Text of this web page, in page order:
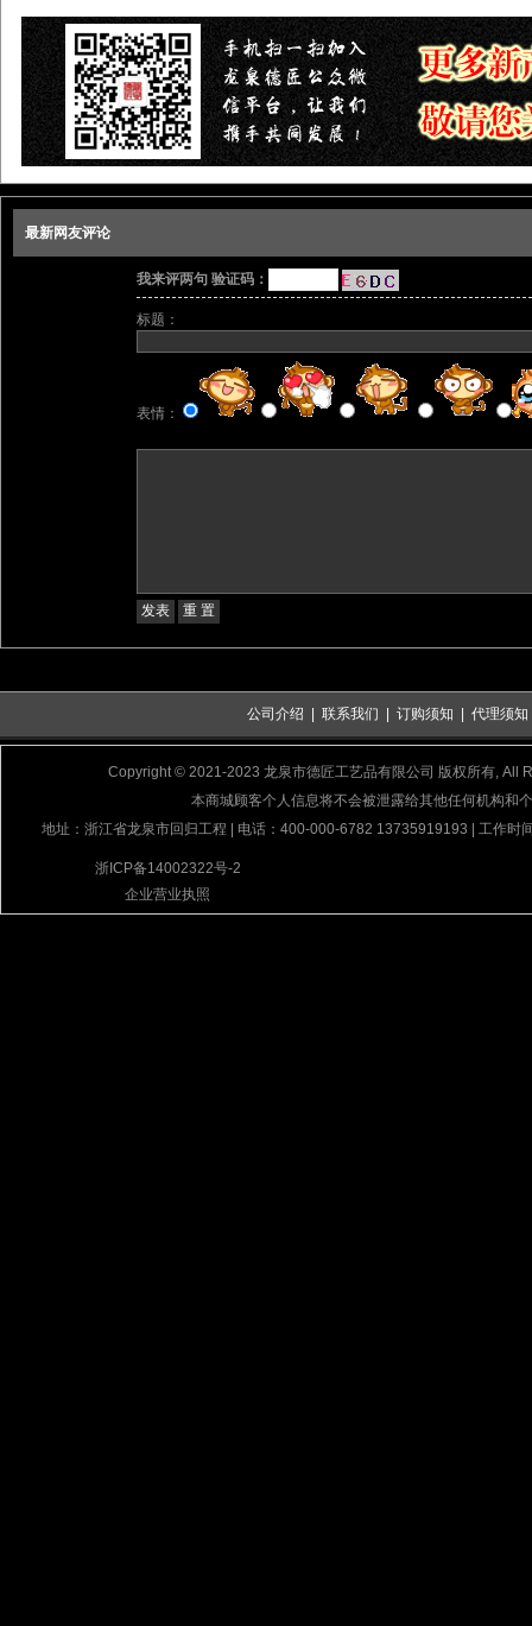
最新网友评论
我来评两句 验证码：
标题：
表情：
公司介绍 联系我们 订购须知 代理须知
Copyright © 2021-2023 龙泉市德匠工艺品有限公司 版权所有, All
本商城顾客个人信息将不会被泄露给其他任何机构和
地址：浙江省龙泉市回归工程 | 电话：400-000-6782 13735919193 | 工作时
浙ICP备14002322号-2
企业营业执照